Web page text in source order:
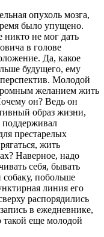
опухоль мозга,
было упущено.
не мог дать
в голове
Да, какое
будущего, ему
Молодой
желанием жить
он? Ведь он
образ жизни,
поддерживал
престарелых
жить
Наверное, надо
себя, бывать
собаку, побольше
линия его
распорядились
в ежедневнике,
такой еще молодой